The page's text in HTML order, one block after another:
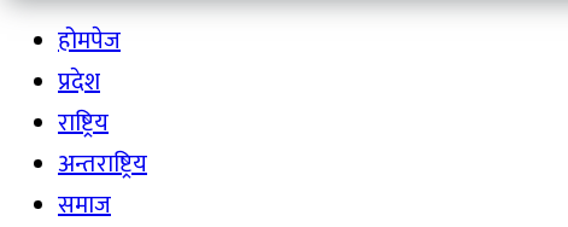
होमपेज
प्रदेश
राष्ट्रिय
अन्तराष्ट्रिय
समाज